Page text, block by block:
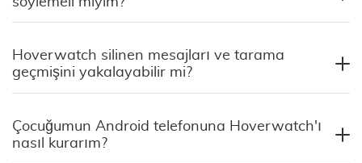
Hoverwatch silinen mesajları ve tarama
geçmişini yakalayabilir mi?
Çocuğumun Android telefonuna Hoverwatch'ı
nasıl kurarım?